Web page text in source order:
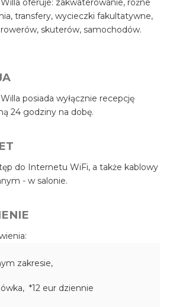
oferuje: zakwaterowanie, różne
transfery, wycieczki fakultatywne,
skuterów, samochodów.
posiada wyłącznie recepcję
24 godziny na dobę.
do Internetu WiFi, a także kablowy
- w salonie.
zakresie,
*12 eur dziennie